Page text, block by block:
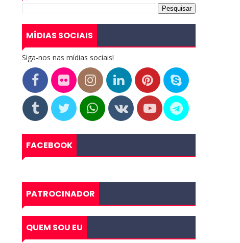
MÍDIAS SOCIAIS
Siga-nos nas mídias sociais!
FACEBOOK
PATROCINADOR
QUEM SOU EU